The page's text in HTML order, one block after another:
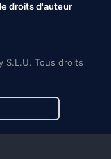
droits d'auteur
S.L.U. Tous droits